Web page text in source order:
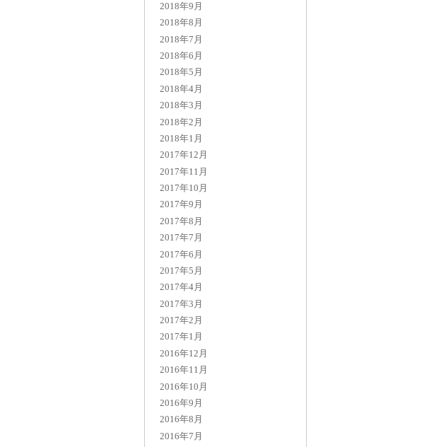
2018年9月
2018年8月
2018年7月
2018年6月
2018年5月
2018年4月
2018年3月
2018年2月
2018年1月
2017年12月
2017年11月
2017年10月
2017年9月
2017年8月
2017年7月
2017年6月
2017年5月
2017年4月
2017年3月
2017年2月
2017年1月
2016年12月
2016年11月
2016年10月
2016年9月
2016年8月
2016年7月